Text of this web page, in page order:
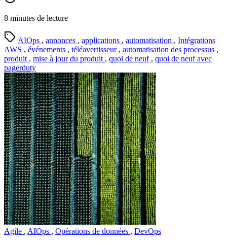
8 minutes de lecture
AIOps , annonces , applications , automatisation , Intégrations
AWS , événements , téléavertisseur , automatisation des processus ,
produit , mise à jour du produit , quoi de neuf , quoi de neuf avec
pagerduty
Agile , AIOps , Opérations de données , DevOps